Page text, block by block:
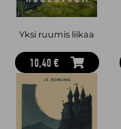
Yksi ruumis liikaa
10,40 €